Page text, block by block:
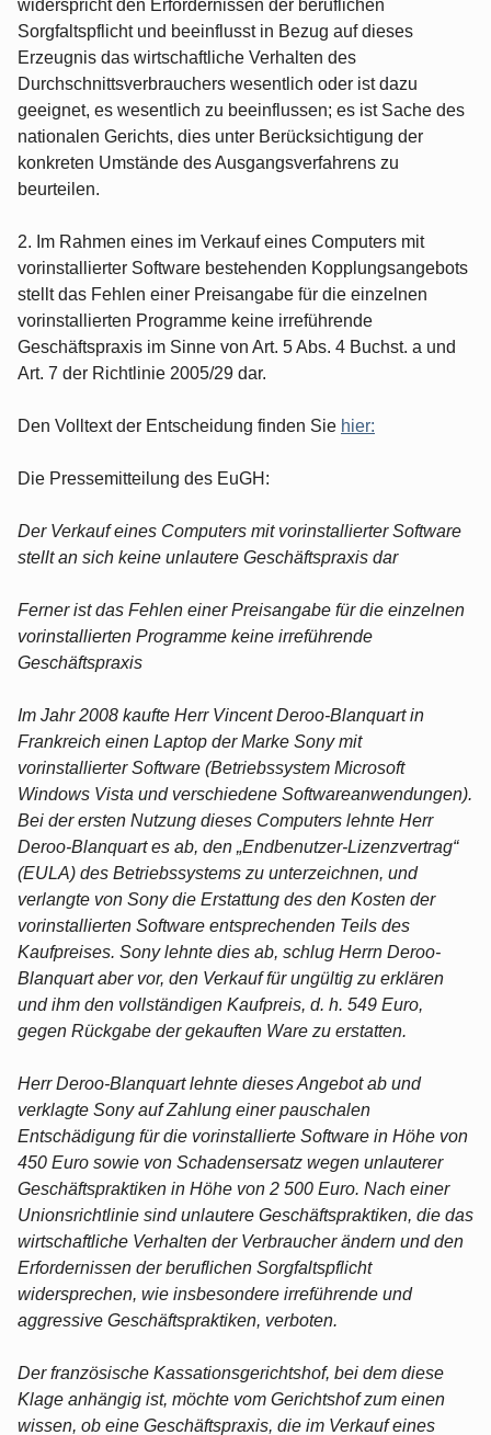
widerspricht den Erfordernissen der beruflichen
Sorgfaltspflicht und beeinflusst in Bezug auf dieses
Erzeugnis das wirtschaftliche Verhalten des
Durchschnittsverbrauchers wesentlich oder ist dazu
geeignet, es wesentlich zu beeinflussen; es ist Sache des
nationalen Gerichts, dies unter Berücksichtigung der
konkreten Umstände des Ausgangsverfahrens zu
beurteilen.
2. Im Rahmen eines im Verkauf eines Computers mit
vorinstallierter Software bestehenden Kopplungsangebots
stellt das Fehlen einer Preisangabe für die einzelnen
vorinstallierten Programme keine irreführende
Geschäftspraxis im Sinne von Art. 5 Abs. 4 Buchst. a und
Art. 7 der Richtlinie 2005/29 dar.
Den Volltext der Entscheidung finden Sie hier:
Die Pressemitteilung des EuGH:
Der Verkauf eines Computers mit vorinstallierter Software
stellt an sich keine unlautere Geschäftspraxis dar
Ferner ist das Fehlen einer Preisangabe für die einzelnen
vorinstallierten Programme keine irreführende
Geschäftspraxis
Im Jahr 2008 kaufte Herr Vincent Deroo-Blanquart in
Frankreich einen Laptop der Marke Sony mit
vorinstallierter Software (Betriebssystem Microsoft
Windows Vista und verschiedene Softwareanwendungen).
Bei der ersten Nutzung dieses Computers lehnte Herr
Deroo-Blanquart es ab, den „Endbenutzer-Lizenzvertrag“
(EULA) des Betriebssystems zu unterzeichnen, und
verlangte von Sony die Erstattung des den Kosten der
vorinstallierten Software entsprechenden Teils des
Kaufpreises. Sony lehnte dies ab, schlug Herrn Deroo-
Blanquart aber vor, den Verkauf für ungültig zu erklären
und ihm den vollständigen Kaufpreis, d. h. 549 Euro,
gegen Rückgabe der gekauften Ware zu erstatten.
Herr Deroo-Blanquart lehnte dieses Angebot ab und
verklagte Sony auf Zahlung einer pauschalen
Entschädigung für die vorinstallierte Software in Höhe von
450 Euro sowie von Schadensersatz wegen unlauterer
Geschäftspraktiken in Höhe von 2 500 Euro. Nach einer
Unionsrichtlinie sind unlautere Geschäftspraktiken, die das
wirtschaftliche Verhalten der Verbraucher ändern und den
Erfordernissen der beruflichen Sorgfaltspflicht
widersprechen, wie insbesondere irreführende und
aggressive Geschäftspraktiken, verboten.
Der französische Kassationsgerichtshof, bei dem diese
Klage anhängig ist, möchte vom Gerichtshof zum einen
wissen, ob eine Geschäftspraxis, die im Verkauf eines